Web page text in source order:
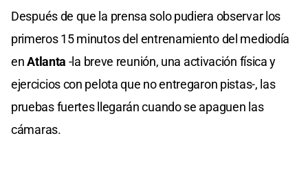
Después de que la prensa solo pudiera observar los
primeros 15 minutos del entrenamiento del mediodía
enAtlanta -la breve reunión, una activación física y
ejercicios con pelota que no entregaron pistas-, las
pruebas fuertes llegarán cuando se apaguen las
cámaras.